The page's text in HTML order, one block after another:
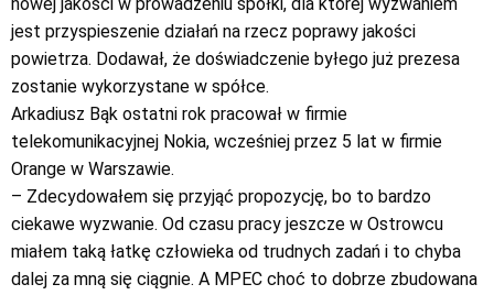
jest przyspieszenie działań na rzecz poprawy jakości
powietrza. Dodawał, że doświadczenie byłego już prezesa
zostanie wykorzystane w spółce.
Arkadiusz Bąk ostatni rok pracował w firmie
telekomunikacyjnej Nokia, wcześniej przez 5 lat w firmie
Orange w Warszawie.
– Zdecydowałem się przyjąć propozycję, bo to bardzo
ciekawe wyzwanie. Od czasu pracy jeszcze w Ostrowcu
miałem taką łatkę człowieka od trudnych zadań i to chyba
dalej za mną się ciągnie. A MPEC choć to dobrze zbudowana